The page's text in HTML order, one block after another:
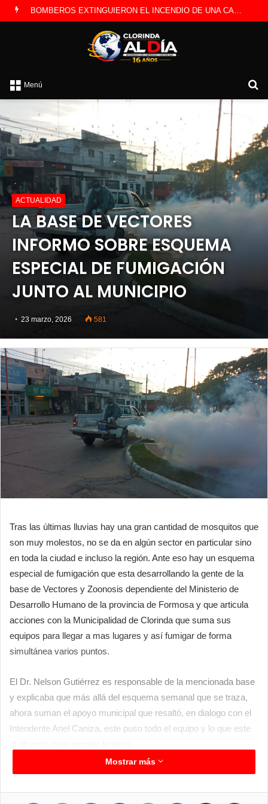
Menú
ACTUALIDAD
LA BASE DE VECTORES
INFORMO SOBRE ESQUEMA
ESPECIAL DE FUMIGACIÓN
JUNTO AL MUNICIPIO
23 marzo, 2026 581
Tras las últimas lluvias hay una gran cantidad de mosquitos que
son muy molestos, no se da en algún sector en particular sino
en toda la ciudad e incluso la región. Ante eso hay un esquema
especial de fumigación que esta desarrollando la gente de la
base de Vectores y Zoonosis dependiente del Ministerio de
Desarrollo Humano de la provincia de Formosa y que articula
acciones con la Municipalidad de Clorinda que suma sus
equipos para llegar a mas lugares y así fumigar de forma
simultánea varios puntos.
El Dr. Nelson Gutiérrez es responsable de la mencionada base
y explicaba que más allá del esquema semanal que se traza,
ahora suman el apoyo municipal que resaltó, en dialogo con el
Intendente Ariel Caniza, este puso todo el equipo y lo que este
Es así que se esta llegando tanto de mañana como de tarde a
diferentes lugares, priorizando espacios de concurrencia
Mostrar más